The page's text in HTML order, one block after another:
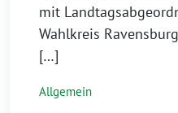
mit
Wahlkreis
[…]
Allgemein